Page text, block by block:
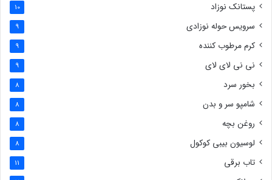
پستانک نوزاد 10
سرویس حوله نوزادی 9
کرم مرطوب کننده 9
نی نی لای لای 9
بخور سرد 8
شامپو سر و بدن 8
روغن بچه 8
لوسیون بیبی کوکول 8
تاب برقی 11